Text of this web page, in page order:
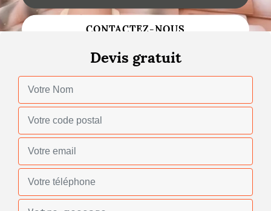
Changement de toiture
Gouttières
Réparation de toiture
CONTACTEZ-NOUS
Devis gratuit